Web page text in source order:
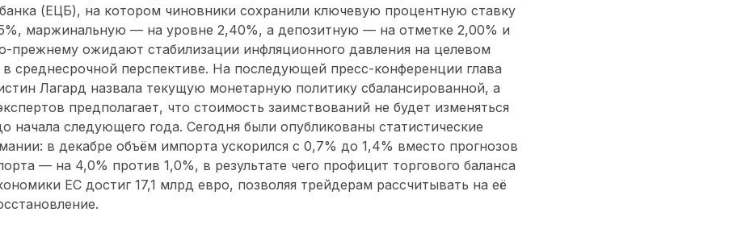
(ЕЦБ), на котором чиновники сохранили ключевую процентную ставку
маржинальную — на уровне 2,40%, а депозитную — на отметке 2,00% и
прежнему ожидают стабилизации инфляционного давления на целевом
среднесрочной перспективе. На последующей пресс-конференции глава
Лагард назвала текущую монетарную политику сбалансированной, а
предполагает, что стоимость заимствований не будет изменяться
начала следующего года. Сегодня были опубликованы статистические
в декабре объём импорта ускорился с 0,7% до 1,4% вместо прогнозов
— на 4,0% против 1,0%, в результате чего профицит торгового баланса
ЕС достиг 17,1 млрд евро, позволяя трейдерам рассчитывать на её